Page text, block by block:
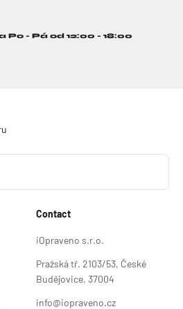
Po - Pá od 12:00 - 18:00
Contact
iOpraveno s.r.o.
Pražská tř. 2103/53, České
Budějovice, 37004
info@iopraveno.cz